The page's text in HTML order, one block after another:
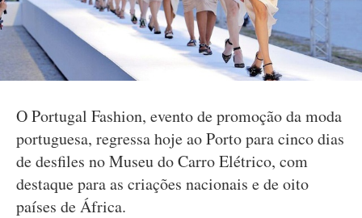
O Portugal Fashion, evento de promoção da moda
portuguesa, regressa hoje ao Porto para cinco dias
de desfiles no Museu do Carro Elétrico, com
destaque para as criações nacionais e de oito
países de África.